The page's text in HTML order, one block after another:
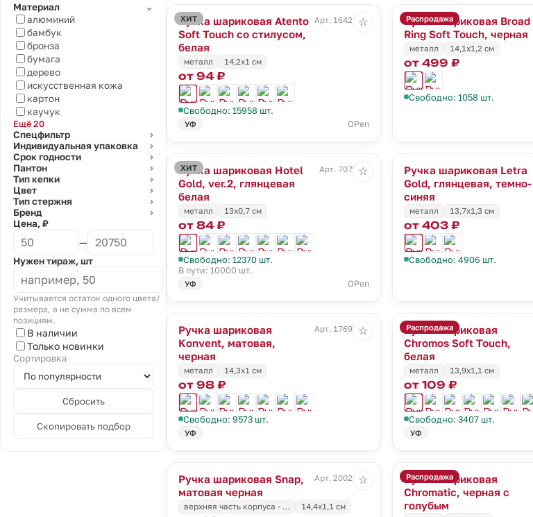
Материал
⌄
алюминий
бамбук
бронза
бумага
дерево
искусственная кожа
картон
каучук
Ещё 20
Спецфильтр
⌄
Индивидуальная упаковка ⌄
Срок годности ⌄
Пантон ⌄
Тип кепки ⌄
Цвет ⌄
Тип стержня ⌄
Бренд ⌄
Цена, ₽
—
Нужен тираж, шт
Учитывается остаток одного цвета/
размера, а не сумма по всем
позициям.
В наличии
Только новинки
Сортировка
Сбросить
Скопировать подбор
ХИТ
Ручка шариковая Atento
Soft Touch со стилусом,
белая
Арт. 16428.60
металл 14,2х1 см
от 94 ₽
Свободно: 15958 шт.
УФ OPen
☆ Распродажа
Ручка шариковая Broad
Ring Soft Touch, черная
металл 14,1x1,2 см
от 499 ₽
Свободно: 1058 шт.
ХИТ
Ручка шариковая Hotel
Gold, ver.2, глянцевая
белая
Арт. 7079.60
металл 13х0,7 см
от 84 ₽
Свободно: 12370 шт.
В пути: 10000 шт.
УФ OPen
☆
Ручка шариковая Letra
Gold, глянцевая, темно-
синяя
металл 13,7х1,3 см
от 403 ₽
Свободно: 4906 шт.
Ручка шариковая
Konvent, матовая,
черная
Арт. 17693.30
металл 14,3х1 см
от 98 ₽
Свободно: 9573 шт.
УФ
☆ Распродажа
Ручка шариковая
Chromos Soft Touch,
белая
металл 13,9х1,1 см
от 109 ₽
Свободно: 3407 шт.
УФ
Ручка шариковая Snap,
матовая черная
Арт. 20026.30
верхняя часть корпуса - … 14,4x1,1 см
☆ Распродажа
Ручка шариковая
Chromatic, черная с
голубым